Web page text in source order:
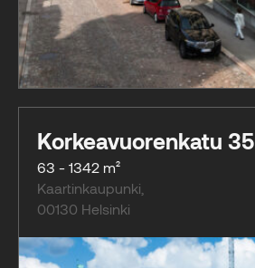
Korkeavuorenkatu 35
63 - 1342 m²
Kaartinkaupunki
00130 Helsinki